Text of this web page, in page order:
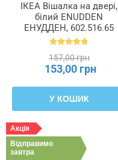
ІКЕА Вішалка на двері,
білий ENUDDEN
ЕНУДДЕН, 602.516.65
157,00 грн
153,00 грн
У КОШИК
Акція
Відправимо
завтра